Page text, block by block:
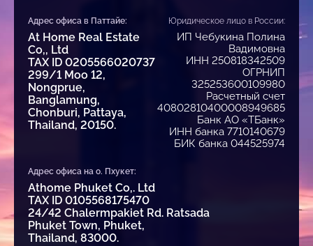
Адрес офиса в Паттайе:
At Home Real Estate
Co,, Ltd
TAX ID 0205566020737
299/1 Moo 12,
Nongprue,
Banglamung,
Chonburi, Pattaya,
Thailand, 20150.
Юридическое лицо в России:
ИП Чебукина Полина
Вадимовна
ИНН 250818342509
ОГРНИП
325253600109980
Расчетный счет
40802810400008949685
Банк АО «ТБанк»
ИНН банка 7710140679
БИК банка 044525974
Адрес офиса на о. Пхукет:
Athome Phuket Co,. Ltd
TAX ID 0105568175470
24/42 Chalermpakiet Rd. Ratsada
Phuket Town, Phuket,
Thailand, 83000.